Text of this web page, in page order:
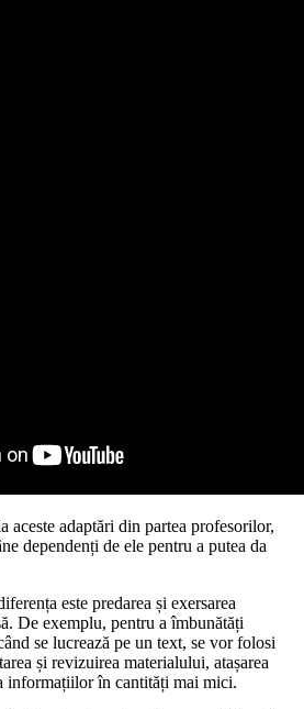
aceste adaptări din partea profesorilor,
dependenți de ele pentru a putea da
este predarea și exersarea
De exemplu, pentru a îmbunătăți
se lucrează pe un text, se vor folosi
și revizuirea materialului, atașarea
informațiilor în cantități mai mici.